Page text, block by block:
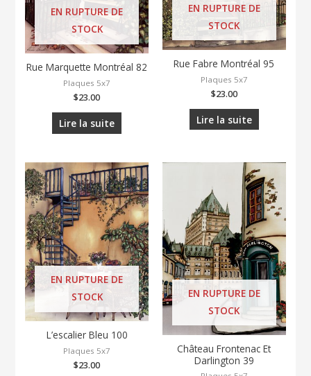
EN RUPTURE DE
STOCK
Rue Marquette Montréal 82
Plaques 5x7
$23.00
Lire la suite
EN RUPTURE DE
STOCK
Rue Fabre Montréal 95
Plaques 5x7
$23.00
Lire la suite
EN RUPTURE DE
STOCK
L’escalier Bleu 100
Plaques 5x7
$23.00
EN RUPTURE DE
STOCK
Château Frontenac Et
Darlington 39